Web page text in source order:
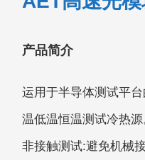
产品简介
运用于半导体测试平
温低温恒温测试冷热源
非接触测试:避免机械